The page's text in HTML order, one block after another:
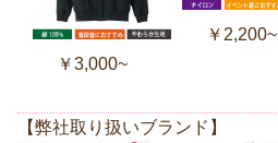
￥3,000~
￥2,200~
【弊社取り扱いブランド】